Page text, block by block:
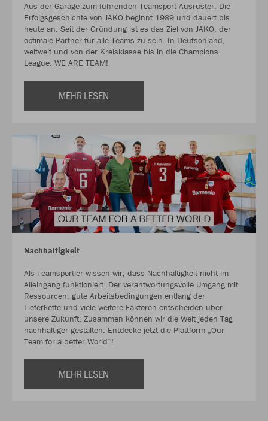
Aus der Garage zum führenden Teamsport-Ausrüster. Die
Erfolgsgeschichte von JAKO beginnt 1989 und dauert bis
heute an. Seit der Gründung ist es das Ziel von JAKO, der
optimale Partner für alle Teams zu sein. In Deutschland,
weltweit und von der Kreisklasse bis in die Champions
League. WE ARE TEAM!
MEHR LESEN
Nachhaltigkeit
Als Teamsportler wissen wir, dass Nachhaltigkeit nicht im
Alleingang funktioniert. Der verantwortungsvolle Umgang mit
Ressourcen, gute Arbeitsbedingungen entlang der
Lieferkette und viele weitere Faktoren entscheiden über
unsere Zukunft. Zusammen können wir die Welt jeden Tag
nachhaltiger gestalten. Entdecke jetzt die Plattform „Our
Team for a better World“!
MEHR LESEN